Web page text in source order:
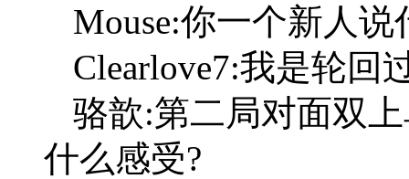
Mouse:你一个新人
Clearlove7:我是轮回
骆歆:第二局对面双
什么感受?